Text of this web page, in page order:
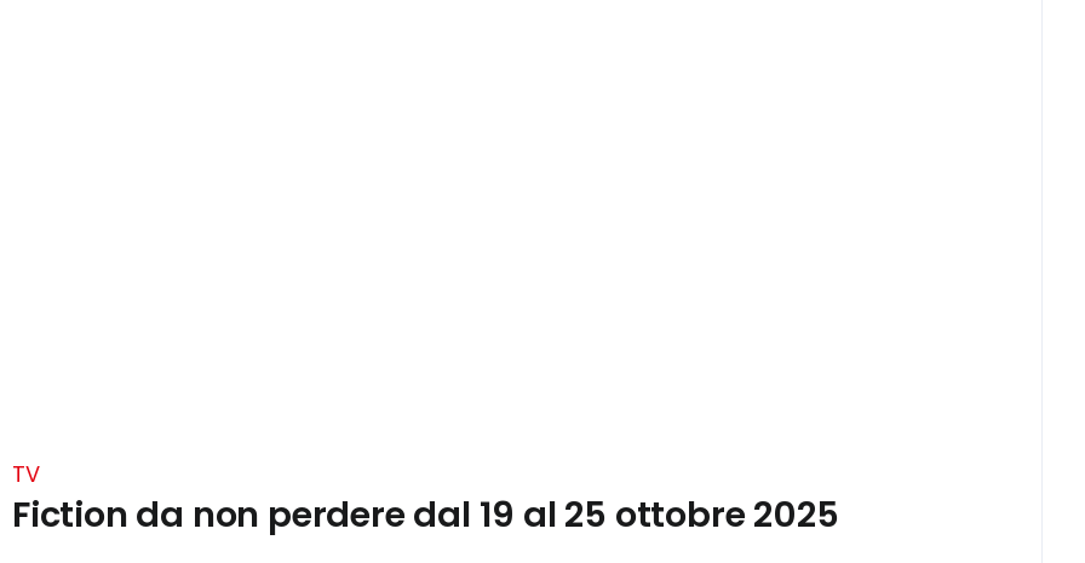
TV
Fiction da non perdere dal 19 al 25 ottobre 2025